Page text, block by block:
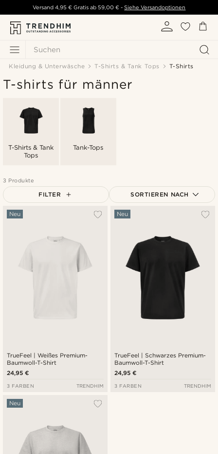
Suchen
Versand 4,95 € Gratis ab 59,00 € - Siehe Versandoptionen
Kleidung & Unterwäsche T-Shirts & Tank Tops T-Shirts
T-shirts für männer
T-Shirts & Tank
Tops
Tank-Tops
3 Produkte
FILTER SORTIEREN NACH
Am Beliebtesten
Niedrigster Preis
Höchster Preis
TrueFeel | Weißes Premium-
Baumwoll-T-Shirt
Neu
24,95 €
3 FARBEN TRENDHIM
TrueFeel | Schwarzes Premium-
Baumwoll-T-Shirt
Neu
24,95 €
3 FARBEN TRENDHIM
Neu